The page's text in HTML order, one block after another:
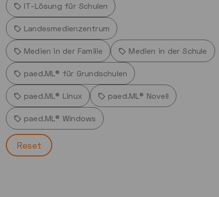
IT-Lösung für Schulen
Landesmedienzentrum
Medien in der Familie Medien in der Schule
paed.ML® für Grundschulen
paed.ML® Linux paed.ML® Novell
paed.ML® Windows
Reset